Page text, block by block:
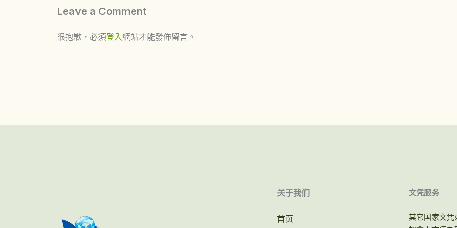
Leave a Comment
很抱歉，必須登入網站才能發佈留言。
关于我们
首页
文凭服务
其它国家文凭